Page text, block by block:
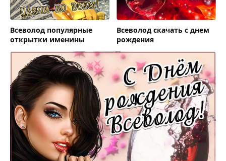
Всеволод популярные
открытки именины
Всеволод скачать с днем
рождения